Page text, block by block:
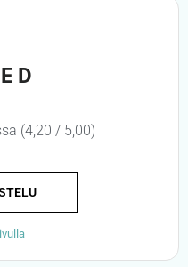
(4,20 / 5,00)